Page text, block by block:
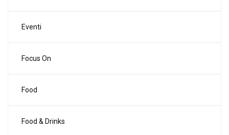
Eventi
Focus On
Food
Food & Drinks